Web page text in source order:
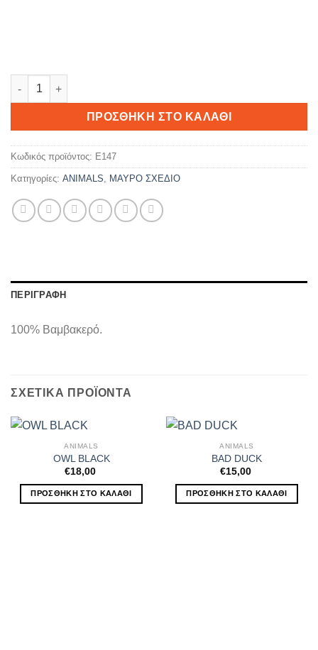
LION ποσότητα
ΠΡΟΣΘΉΚΗ ΣΤΟ ΚΑΛΆΘΙ
Κωδικός προϊόντος: E147
Κατηγορίες: ANIMALS, ΜΑΥΡΟ ΣΧΕΔΙΟ
ΠΕΡΙΓΡΑΦΉ
100% Βαμβακερό.
ΣΧΕΤΙΚΆ ΠΡΟΪΌΝΤΑ
ANIMALS
OWL BLACK
€18,00
ΠΡΟΣΘΉΚΗ ΣΤΟ ΚΑΛΆΘΙ
ANIMALS
BAD DUCK
€15,00
ΠΡΟΣΘΉΚΗ ΣΤΟ ΚΑΛΆΘΙ